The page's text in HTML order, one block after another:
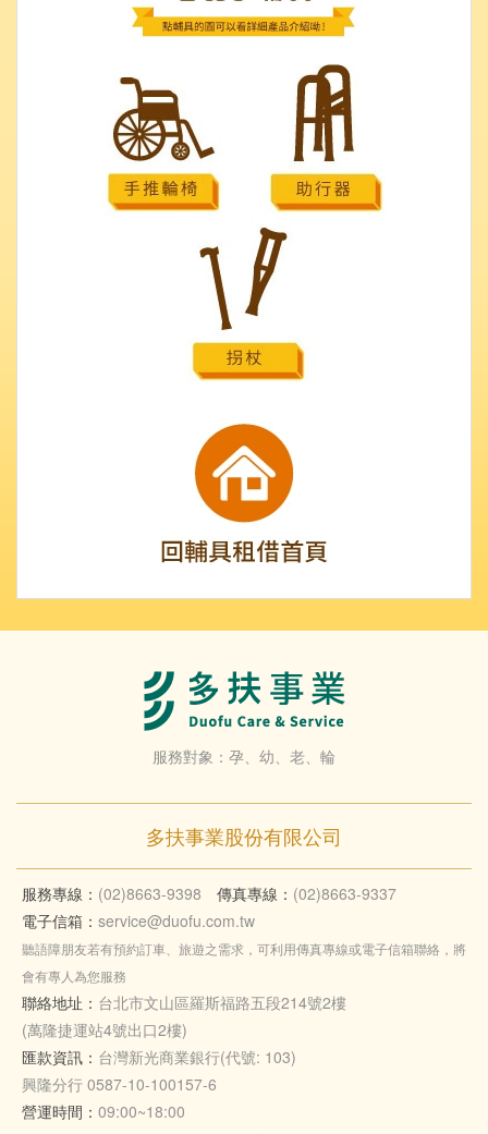
服務對象：孕、幼、老、輪
多扶事業股份有限公司
服務專線： (02)8663-9398 傳真專線： (02)8663-9337
電子信箱： service@duofu.com.tw
聽語障朋友若有預約訂車、旅遊之需求，可利用傳真專線或電子信箱聯絡，將
會有專人為您服務
聯絡地址： 台北市文山區羅斯福路五段214號2樓
(萬隆捷運站4號出口2樓)
匯款資訊： 台灣新光商業銀行(代號: 103)
興隆分行 0587-10-100157-6
營運時間： 09:00~18:00